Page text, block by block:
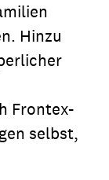
Hinzu
Frontex-
selbst,